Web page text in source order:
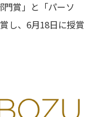
賞」と「パーソ
し、6月18日に授賞